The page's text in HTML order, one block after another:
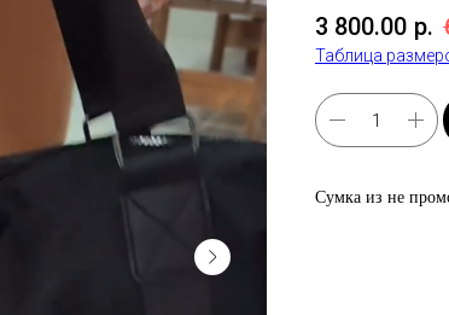
3 800.00 р.
Таблица
Сумка из не